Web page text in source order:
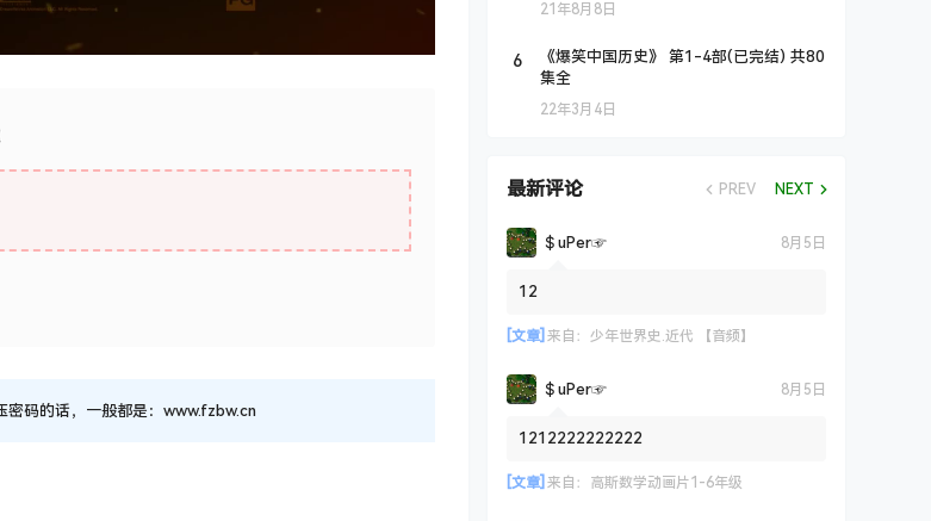
密码的话，一般都是：www.fzbw.cn
21年8月8日
6
《爆笑中国历史》 第1-4部(已完结) 共80
集全
22年3月4日
最新评论 PREV NEXT
＄uΡer☞ 8月5日
12
[文章] 来自： 少年世界史.近代 【音频】
＄uΡer☞ 8月5日
1212222222222
[文章] 来自： 高斯数学动画片1-6年级